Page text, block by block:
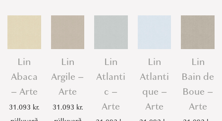
e
t
-
A
Lin
Abaca
– Arte
31.093 kr.
Lin
Argile –
Arte
31.093 kr.
Lin
Atlanti
c –
Arte
Lin
Atlanti
que –
Arte
Lin
Bain de
Boue –
Arte